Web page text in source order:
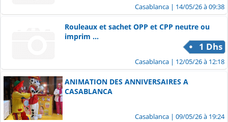
Casablanca | 14/05/26 à 09:38
Rouleaux et sachet OPP et CPP neutre ou
imprim ...
1 Dhs
Casablanca | 12/05/26 à 12:18
ANIMATION DES ANNIVERSAIRES A
CASABLANCA
Casablanca | 09/05/26 à 19:24